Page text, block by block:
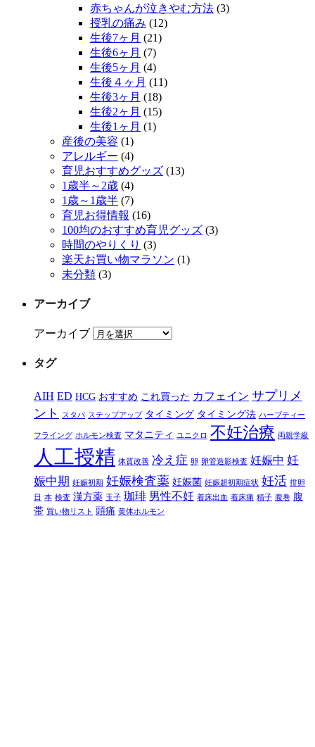
赤ちゃんが泣きやむ方法 (3)
授乳の痛み (12)
生後7ヶ月 (21)
生後6ヶ月 (7)
生後5ヶ月 (4)
生後４ヶ月 (11)
生後3ヶ月 (18)
生後2ヶ月 (15)
生後1ヶ月 (1)
産後の美容 (1)
アレルギー (4)
育児おすすめグッズ (13)
1歳半～2歳 (4)
1歳～1歳半 (7)
育児お得情報 (16)
100均のおすすめ育児グッズ (3)
時間のやりくり (3)
楽天お買い物マラソン (1)
未分類 (3)
アーカイブ
アーカイブ
タグ
AIH ED HCG おすすめ これ買った カフェイン サプリメ
ント
スタバ ステップアップ タイミング タイミング法 ハーブティー
フライング ホルモン検査 マタニティ ユニクロ 不妊治療 両親学級
人工授精 体質改善 冷え症 卵 卵管造影検査 妊娠中 妊
娠中期 妊娠初期 妊娠検査薬 妊娠菌 妊娠超初期症状 妊活 排卵
日 本 検査 漢方薬 玉子 珈琲 男性不妊 着床出血 着床痛 精子 腹巻 腹
帯 買い物リスト 頭痛 黄体ホルモン